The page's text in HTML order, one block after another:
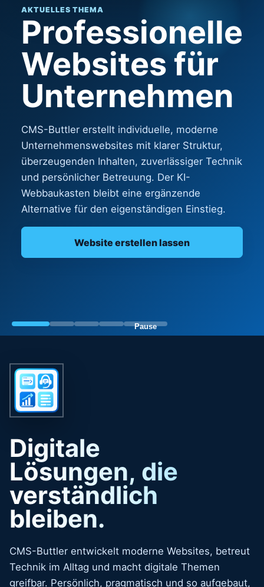
HARDWARE & PC
PC-
Aufrüstung und
Kaufberatung
Vom Office-PC bis zum Gaming-System: CMS-
unterstützt bei Hardware-Auswahl, Aufrüstung,
Fehleranalyse, Datensicherung und sinnvoller
Neuanschaffung.
Hardware-Ratgeber lesen
Pause
Digitale
Lösungen, die
verständlich
bleiben.
CMS-Buttler entwickelt moderne Websites, betreut
Technik im Alltag und macht digitale Themen
greifbar. Persönlich, pragmatisch und so aufgebaut,